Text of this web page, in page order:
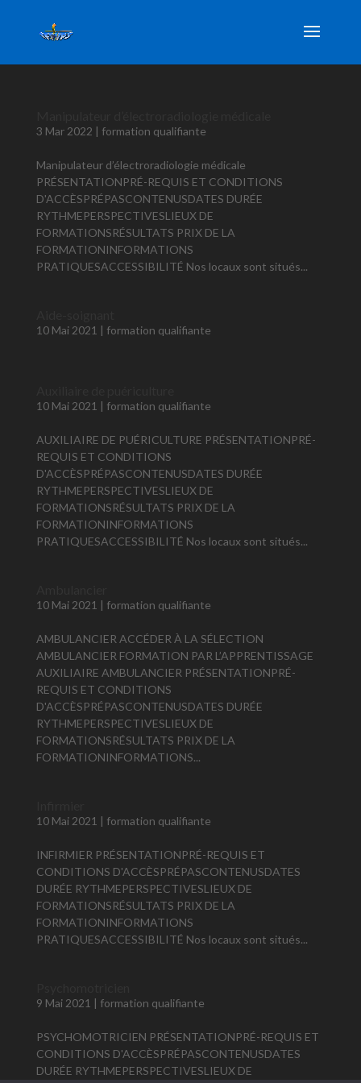
3 Mar 2022 | formation qualifiante
Manipulateur d’électroradiologie médicale
PRÉSENTATIONPRÉ-REQUIS ET CONDITIONS
D'ACCÈSPRÉPASCONTENUSDATES DURÉE
RYTHMEPERSPECTIVESLIEUX DE
FORMATIONSRÉSULTATS PRIX DE LA
FORMATIONINFORMATIONS
PRATIQUESACCESSIBILITÉ Nos locaux sont situés...
10 Mai 2021 | formation qualifiante
10 Mai 2021 | formation qualifiante
AUXILIAIRE DE PUÉRICULTURE PRÉSENTATIONPRÉ-
REQUIS ET CONDITIONS
D'ACCÈSPRÉPASCONTENUSDATES DURÉE
RYTHMEPERSPECTIVESLIEUX DE
FORMATIONSRÉSULTATS PRIX DE LA
FORMATIONINFORMATIONS
PRATIQUESACCESSIBILITÉ Nos locaux sont situés...
10 Mai 2021 | formation qualifiante
AMBULANCIER ACCÉDER À LA SÉLECTION
AMBULANCIER FORMATION PAR L’APPRENTISSAGE
AUXILIAIRE AMBULANCIER PRÉSENTATIONPRÉ-
REQUIS ET CONDITIONS
D'ACCÈSPRÉPASCONTENUSDATES DURÉE
RYTHMEPERSPECTIVESLIEUX DE
FORMATIONSRÉSULTATS PRIX DE LA
FORMATIONINFORMATIONS...
10 Mai 2021 | formation qualifiante
INFIRMIER PRÉSENTATIONPRÉ-REQUIS ET
CONDITIONS D'ACCÈSPRÉPASCONTENUSDATES
DURÉE RYTHMEPERSPECTIVESLIEUX DE
FORMATIONSRÉSULTATS PRIX DE LA
FORMATIONINFORMATIONS
PRATIQUESACCESSIBILITÉ Nos locaux sont situés...
9 Mai 2021 | formation qualifiante
PSYCHOMOTRICIEN PRÉSENTATIONPRÉ-REQUIS ET
CONDITIONS D'ACCÈSPRÉPASCONTENUSDATES
DURÉE RYTHMEPERSPECTIVESLIEUX DE